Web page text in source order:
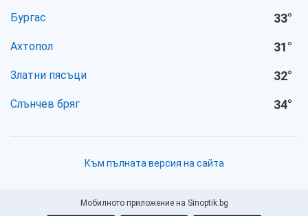
Бургас 33°
Ахтопол 31°
Златни пясъци 32°
Слънчев бряг 34°
Към пълната версия на сайта
Мобилното приложение на Sinoptik.bg